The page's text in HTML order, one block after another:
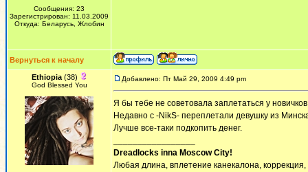
Сообщения: 23
Зарегистрирован: 11.03.2009
Откуда: Беларусь, Жлобин
Вернуться к началу
Ethiopia(38)
God Blessed You
Добавлено: Пт Май 29, 2009 4:49 pm
Я бы тебе не советовала заплетаться у
Недавно с -NikS- переплетали девушку из
Лучше все-таки подкопить денег.
Dreadlocks inna Moscow Сity!
Любая длина, вплетение канекалона,